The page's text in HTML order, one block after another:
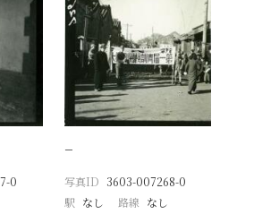
0
−
写真ID 3603-007268-0
駅 なし 路線 なし